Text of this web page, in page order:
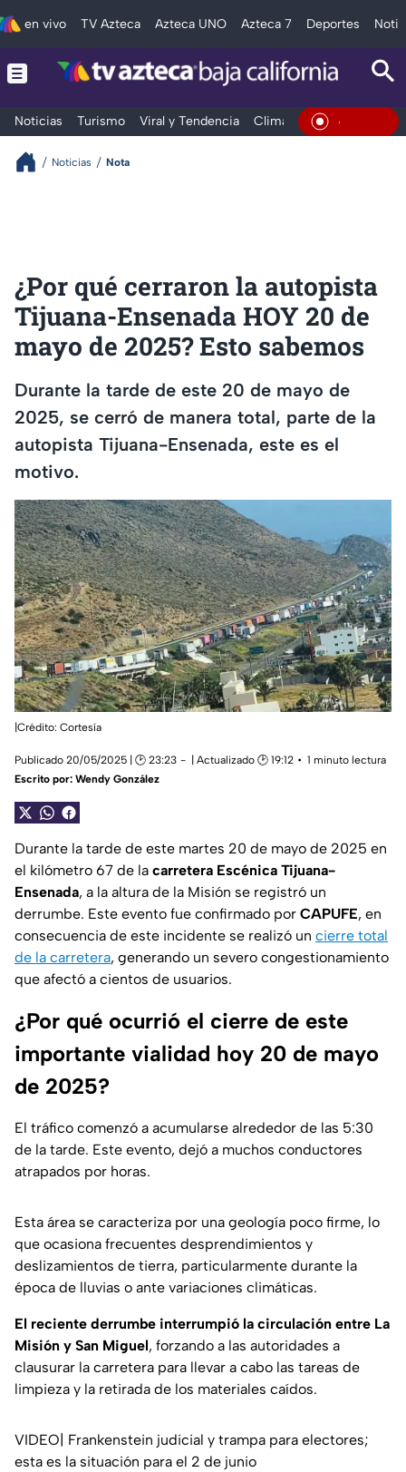
en vivo TV Azteca Azteca UNO Azteca 7 Deportes
Noticias Turismo Viral y Tendencia Clima Deportes En Vivo
Noticias Nota
¿Por qué cerraron la autopista
Tijuana-Ensenada HOY 20 de
mayo de 2025? Esto sabemos
Durante la tarde de este 20 de mayo de
2025, se cerró de manera total, parte de la
autopista Tijuana-Ensenada, este es el
motivo.
|Crédito: Cortesía
Publicado 20/05/2025 | 🕑 23:23 | Actualizado 🕑 19:12
1 minuto lectura
Escrito por: Wendy González
Durante la tarde de este martes 20 de mayo de 2025 en
el kilómetro 67 de la carretera Escénica Tijuana-
Ensenada, a la altura de la Misión se registró un
derrumbe. Este evento fue confirmado por CAPUFE, en
consecuencia de este incidente se realizó un cierre total
de la carretera, generando un severo congestionamiento
que afectó a cientos de usuarios.
¿Por qué ocurrió el cierre de este
importante vialidad hoy 20 de mayo
de 2025?
El tráfico comenzó a acumularse alrededor de las 5:30
de la tarde. Este evento, dejó a muchos conductores
atrapados por horas.
Esta área se caracteriza por una geología poco firme, lo
que ocasiona frecuentes desprendimientos y
deslizamientos de tierra, particularmente durante la
época de lluvias o ante variaciones climáticas.
El reciente derrumbe interrumpió la circulación entre La
Misión y San Miguel, forzando a las autoridades a
clausurar la carretera para llevar a cabo las tareas de
limpieza y la retirada de los materiales caídos.
VIDEO| Frankenstein judicial y trampa para electores;
esta es la situación para el 2 de junio